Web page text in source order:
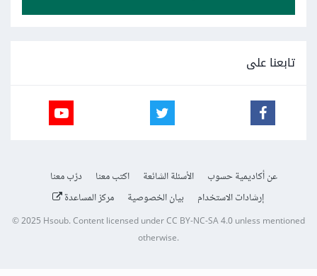
تابعنا على
عن أكاديمية حسوب الأسئلة الشائعة اكتب معنا
درّب معنا
إرشادات الاستخدام
بيان الخصوصية مركز المساعدة
© 2025Hsoub.Content licensed underCC BY-NC-SA 4.0unless mentioned
otherwise.